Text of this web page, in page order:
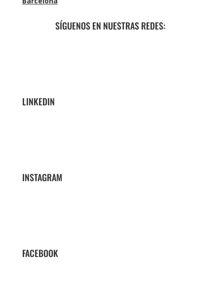
SÍGUENOS EN NUESTRAS REDES:
LINKEDIN
INSTAGRAM
FACEBOOK